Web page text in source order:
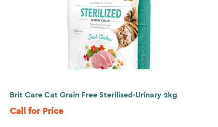
Brit Care Cat Grain Free Sterilised-Urinary 2kg
Call for Price